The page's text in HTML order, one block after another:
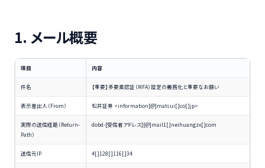
1. メール概要
項目 内容
件名 【重要】多要素認証（MFA）設定の義務化と重要なお願い
表示差出人（From） 松井証券 <information[@]matsui[.]co[.]jp>
実際の送信経路（Return-
Path）
dobd-[受信者アドレス][@]mail1[.]neihuangzx[.]com
送信元IP 4[.]128[.]116[.]34